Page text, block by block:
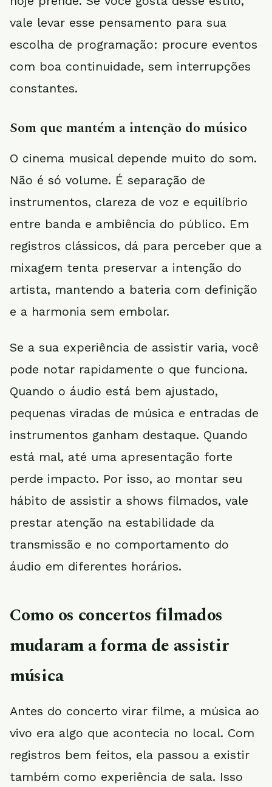
vale levar esse pensamento para sua
escolha de programação: procure eventos
com boa continuidade, sem interrupções
constantes.
Som que mantém a intenção do músico
O cinema musical depende muito do som.
Não é só volume. É separação de
instrumentos, clareza de voz e equilíbrio
entre banda e ambiência do público. Em
registros clássicos, dá para perceber que a
mixagem tenta preservar a intenção do
artista, mantendo a bateria com definição
e a harmonia sem embolar.
Se a sua experiência de assistir varia, você
pode notar rapidamente o que funciona.
Quando o áudio está bem ajustado,
pequenas viradas de música e entradas de
instrumentos ganham destaque. Quando
está mal, até uma apresentação forte
perde impacto. Por isso, ao montar seu
hábito de assistir a shows filmados, vale
prestar atenção na estabilidade da
transmissão e no comportamento do
áudio em diferentes horários.
Como os concertos filmados
mudaram a forma de assistir
música
Antes do concerto virar filme, a música ao
vivo era algo que acontecia no local. Com
registros bem feitos, ela passou a existir
também como experiência de sala. Isso